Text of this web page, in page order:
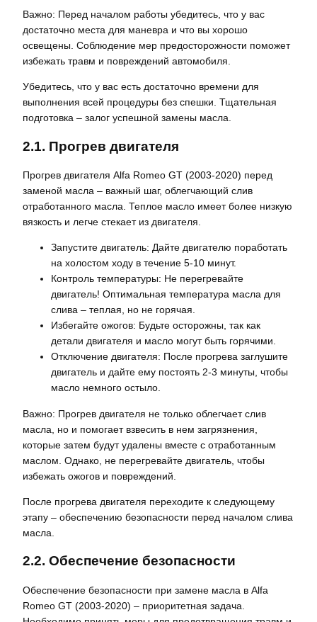
Важно: Перед началом работы убедитесь, что у вас
достаточно места для маневра и что вы хорошо
освещены. Соблюдение мер предосторожности поможет
избежать травм и повреждений автомобиля.
Убедитесь, что у вас есть достаточно времени для
выполнения всей процедуры без спешки. Тщательная
подготовка – залог успешной замены масла.
2.1. Прогрев двигателя
Прогрев двигателя Alfa Romeo GT (2003-2020) перед
заменой масла – важный шаг, облегчающий слив
отработанного масла. Теплое масло имеет более низкую
вязкость и легче стекает из двигателя.
Запустите двигатель: Дайте двигателю поработать
на холостом ходу в течение 5-10 минут.
Контроль температуры: Не перегревайте
двигатель! Оптимальная температура масла для
слива – теплая, но не горячая.
Избегайте ожогов: Будьте осторожны, так как
детали двигателя и масло могут быть горячими.
Отключение двигателя: После прогрева заглушите
двигатель и дайте ему постоять 2-3 минуты, чтобы
масло немного остыло.
Важно: Прогрев двигателя не только облегчает слив
масла, но и помогает взвесить в нем загрязнения,
которые затем будут удалены вместе с отработанным
маслом. Однако, не перегревайте двигатель, чтобы
избежать ожогов и повреждений.
После прогрева двигателя переходите к следующему
этапу – обеспечению безопасности перед началом слива
масла.
2.2. Обеспечение безопасности
Обеспечение безопасности при замене масла в Alfa
Romeo GT (2003-2020) – приоритетная задача.